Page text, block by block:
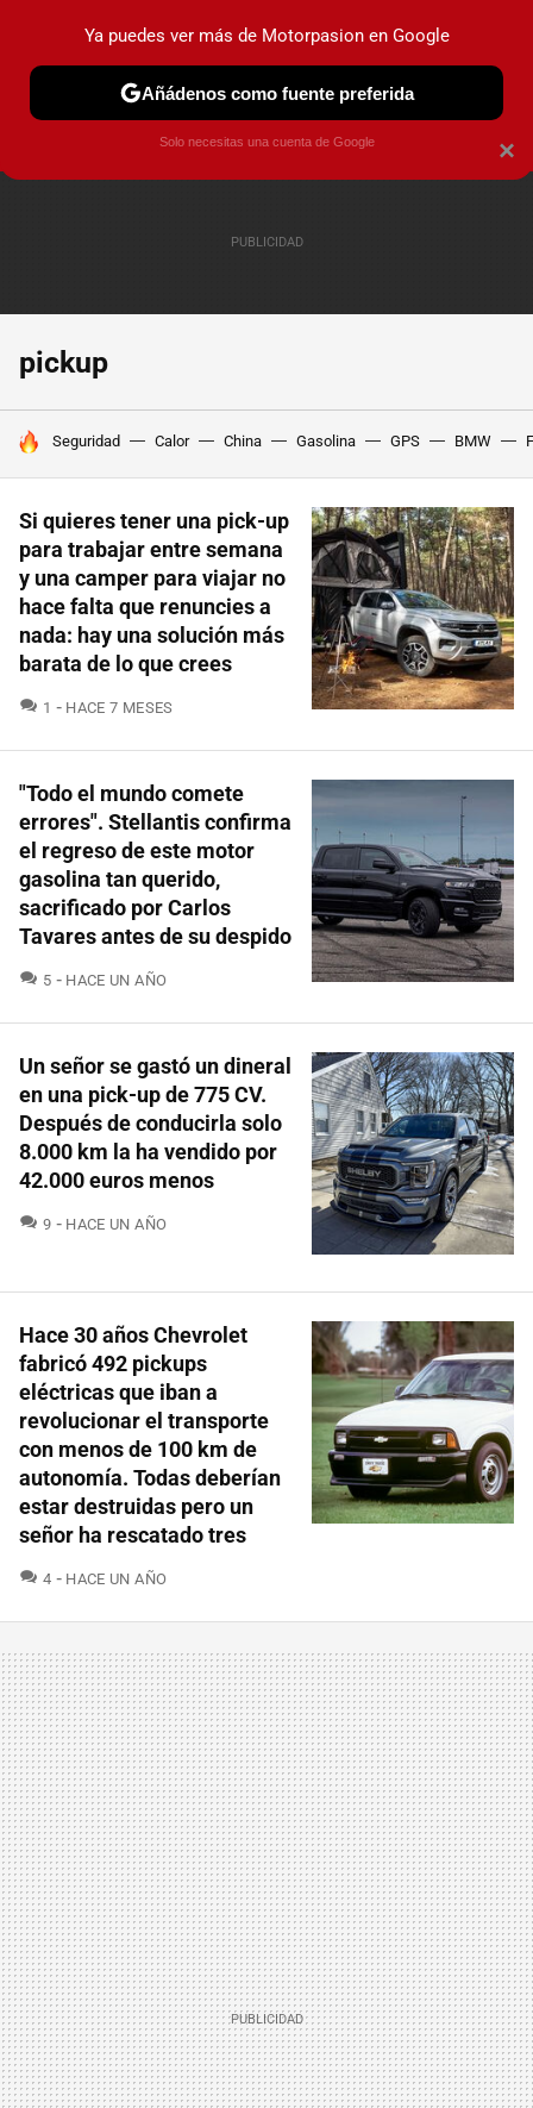
PRUEBAS COCHES ELÉCTRICOS OBSERVATORIO
pickup
HOY SE HABLA DE
Seguridad Calor China Gasolina GPS BMW
Si quieres tener una pick-up
para trabajar entre semana
y una camper para viajar no
hace falta que renuncies a
nada: hay una solución más
barata de lo que crees
1 COMENTARIOS
HACE 7 MESES
"Todo el mundo comete
errores". Stellantis confirma
el regreso de este motor
gasolina tan querido,
sacrificado por Carlos
Tavares antes de su despido
5 COMENTARIOS
HACE UN AÑO
Un señor se gastó un dineral
en una pick-up de 775 CV.
Después de conducirla solo
8.000 km la ha vendido por
42.000 euros menos
9 COMENTARIOS
HACE UN AÑO
Hace 30 años Chevrolet
fabricó 492 pickups
eléctricas que iban a
revolucionar el transporte
con menos de 100 km de
autonomía. Todas deberían
estar destruidas pero un
señor ha rescatado tres
4 COMENTARIOS
HACE UN AÑO
×
Ya puedes ver más de Motorpasion en Google
Añádenos como fuente preferida
Solo necesitas una cuenta de Google